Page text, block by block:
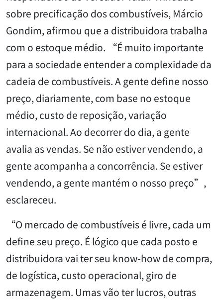
sobre precificação dos combustíveis, Márcio
Gondim, afirmou que a distribuidora trabalha
com o estoque médio. “É muito importante
para a sociedade entender a complexidade da
cadeia de combustíveis. A gente define nosso
preço, diariamente, com base no estoque
médio, custo de reposição, variação
internacional. Ao decorrer do dia, a gente
avalia as vendas. Se não estiver vendendo, a
gente acompanha a concorrência. Se estiver
vendendo, a gente mantém o nosso preço”,
esclareceu.
“O mercado de combustíveis é livre, cada um
define seu preço. É lógico que cada posto e
distribuidora vai ter seu know-how de compra,
de logística, custo operacional, giro de
armazenagem. Umas vão ter lucros, outras